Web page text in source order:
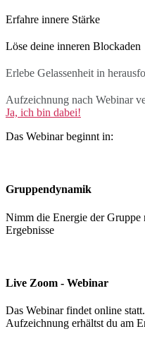
Erfahre innere Stärke
Löse deine inneren Blockaden
Erlebe Gelassenheit in
Aufzeichnung nach Webinar
Ja, ich bin dabei!
Das Webinar beginnt in:
Gruppendynamik
Nimm die Energie der Gruppe
Ergebnisse
Live Zoom - Webinar
Das Webinar findet online
Aufzeichnung erhältst du am